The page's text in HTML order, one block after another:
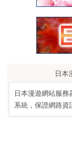
日本
日本漫遊網站服
系統，保證網路資